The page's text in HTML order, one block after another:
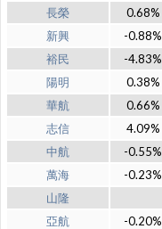
長榮 0.68%
新興
-0.88%
裕民
-4.83%
陽明
0.38%
華航
0.66%
志信
4.09%
中航
-0.55%
萬海
-0.23%
山隆
亞航
-0.20%